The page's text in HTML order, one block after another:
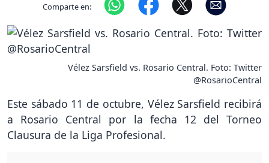
Comparte en:
Vélez Sarsfield vs. Rosario Central. Foto: Twitter
@RosarioCentral
Este sábado 11 de octubre, Vélez Sarsfield recibirá
a Rosario Central por la fecha 12 del Torneo
Clausura de la Liga Profesional.